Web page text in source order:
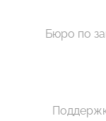
Бюро по